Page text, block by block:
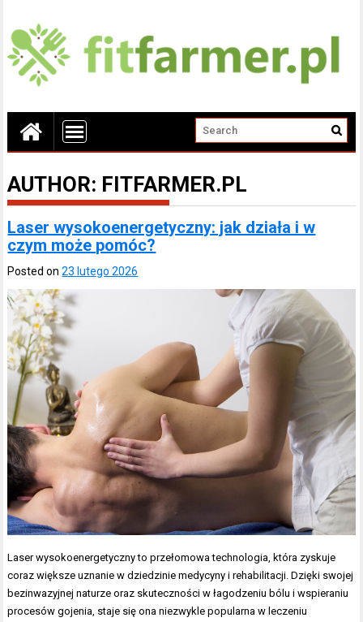
AUTHOR: FITFARMER.PL
Laser wysokoenergetyczny: jak działa i w
czym może pomóc?
Posted on23 lutego 2026
Laser wysokoenergetyczny to przełomowa technologia, która zyskuje
coraz większe uznanie w dziedzinie medycyny i rehabilitacji. Dzięki swojej
bezinwazyjnej naturze oraz skuteczności w łagodzeniu bólu i wspieraniu
procesów gojenia, staje się ona niezwykle popularna w leczeniu